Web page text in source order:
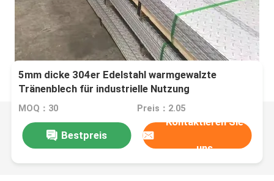
5mm dicke 304er Edelstahl warmgewalzte
Tränenblech für industrielle Nutzung
MOQ：30 Preis：2.05
Bestpreis
Kontaktieren Sie
uns